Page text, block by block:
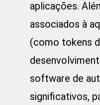
aplicações.
associados à
(como tokens
software de
significativos,